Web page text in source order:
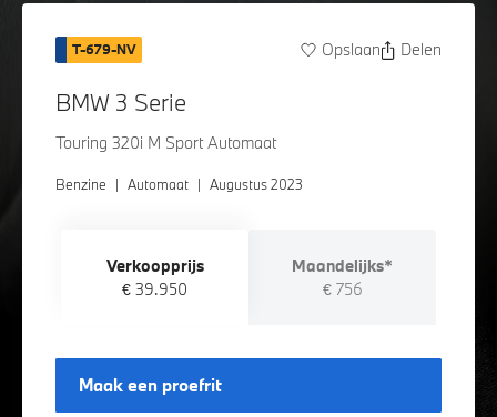
T-679-NV Opslaan Delen
BMW 3 Serie
Touring 320i M Sport Automaat
Benzine | Automaat | Augustus 2023
Verkoopprijs
€ 39.950
Maandelijks*
€ 756
Maak een proefrit